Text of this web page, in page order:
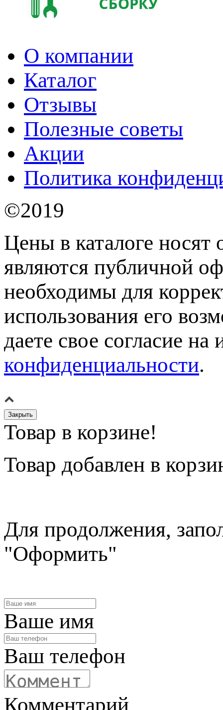
О компании
Каталог
Отзывы
Полезные советы
Акции
Политика
©2019
Цены в каталоге носят
являются публичной
необходимы для
использования его
даете свое согласие
конфиденциальности.
Закрыть
Товар в корзине!
Товар добавлен в
Для продолжения,
"Оформить"
Ваше имя
Ваш телефон
Комментарий